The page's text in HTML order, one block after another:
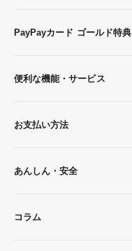
PayPayカード ゴールド特典
便利な機能・サービス
お支払い方法
あんしん・安全
コラム